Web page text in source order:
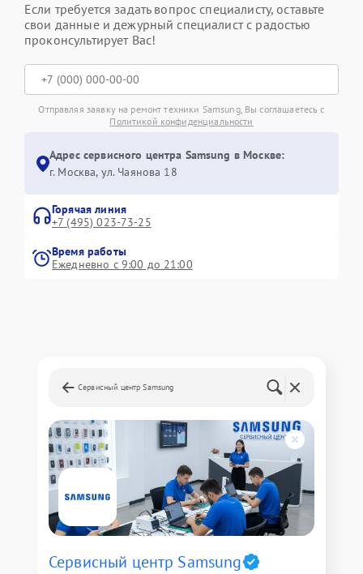
Если требуется задать вопрос специалисту, оставьте
свои данные и дежурный специалист с радостью
проконсультирует Вас!
Отправляя заявку на ремонт техники Samsung, Вы соглашаетесь с
Политикой конфиденциальности
Адрес сервисного центра Samsung в Москве:
г. Москва, ул. Чаянова 18
Горячая линия
+7 (495) 023-73-25
Время работы
Ежедневно с 9:00 до 21:00
Сервисный центр Samsung
Сервисный центр Samsung